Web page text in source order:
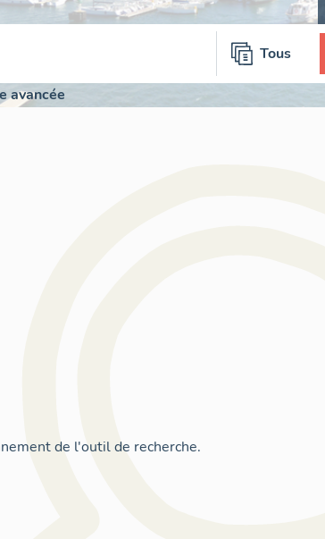
Tous
avancée
de l'outil de recherche.